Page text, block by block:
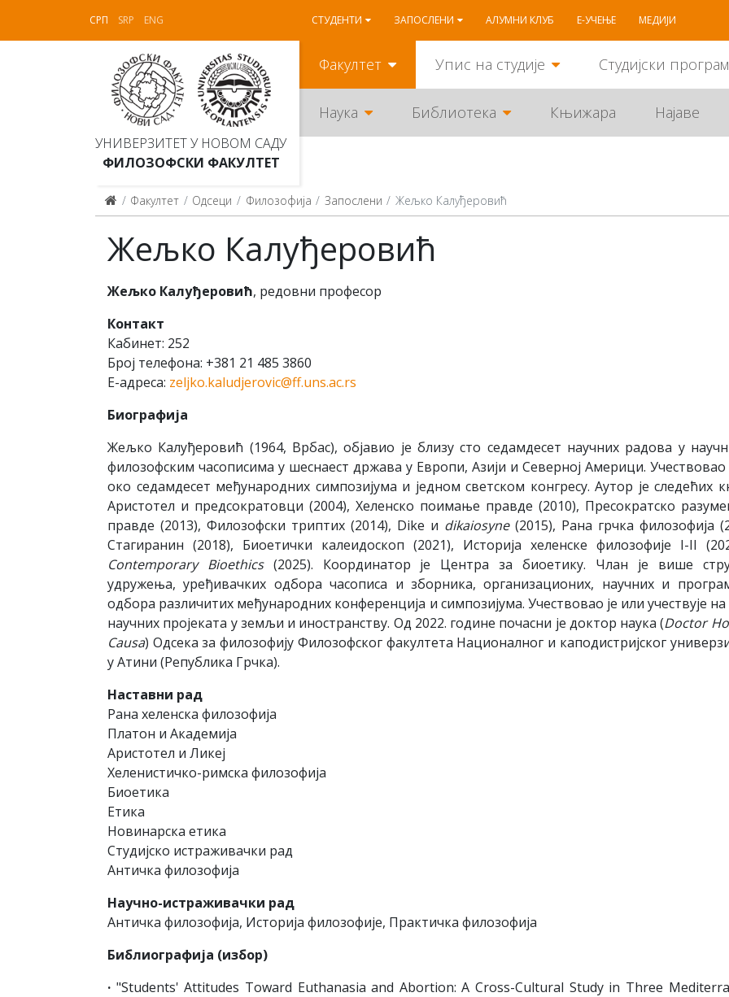
СРП SRP ENG СТУДЕНТИ ЗАПОСЛЕНИ АЛУМНИ КЛУБ Е-УЧЕЊЕ МЕДИЈИ
УНИВЕРЗИТЕТ У НОВОМ САДУ
ФИЛОЗОФСКИ ФАКУЛТЕТ
Факултет Упис на студије Студијски
Наука Библиотека Књижара Најаве
Факултет Одсеци Филозофија Запослени Жељко Калуђеровић
Жељко Калуђеровић
Жељко Калуђеровић, редовни професор
Контакт
Кабинет: 252
Број телефона: +381 21 485 3860
Е-адреса: zeljko.kaludjerovic@ff.uns.ac.rs
Биографија
Жељко Калуђеровић (1964, Врбас), објавио је близу сто седамдесет научних радова у
филозофским часописима у шеснаест држава у Европи, Азији и Северној Америци. Учествовао
око седамдесет међународних симпозијума и једном светском конгресу. Аутор је следећих
Аристотел и предсократовци (2004), Хеленско поимање правде (2010), Пресократско
правде (2013), Филозофски триптих (2014), Dike и dikaiosyne(2015), Рана грчка филозофија
Стагиранин (2018), Биоетички калеидоскоп (2021), Историја хеленске филозофије I-II
Contemporary Bioethics(2025). Координатор је Центра за биоетику. Члан је више
удружења, уређивачких одбора часописа и зборника, организационих, научних и
одбора различитих међународних конференција и симпозијума. Учествовао је или учествује
научних пројеката у земљи и иностранству. Од 2022. године почасни је доктор наука (Doctor
Causa) Одсека за филозофију Филозофског факултета Националног и каподистријског
у Атини (Република Грчка).
Наставни рад
Рана хеленска филозофија
Платон и Академија
Аристотел и Ликеј
Хеленистичко-римска филозофија
Биоетика
Етика
Новинарска етика
Студијско истраживачки рад
Античка филозофија
Научно-истраживачки рад
Античка филозофија, Историја филозофије, Практичка филозофија
Библиографија (избор)
· "Students' Attitudes Toward Euthanasia and Abortion: A Cross-Cultural Study in Three